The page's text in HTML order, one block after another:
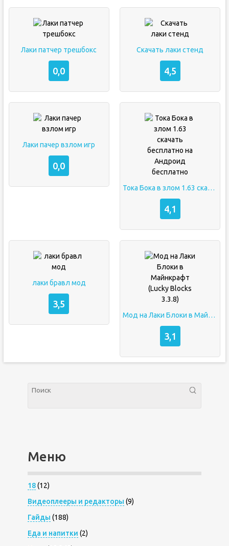
Лаки патчер трешбокс
0,0
Скачать лаки стенд
4,5
Лаки пачер взлом игр
0,0
Тока Бока в злом 1.63 скачать бесплатно на Андроид бесплатно
4,1
лаки бравл мод
3,5
Мод на Лаки Блоки в Майнкрафт (Lucky Blocks 3.3.8)
3,1
Меню
18(12)
Видеоплееры и редакторы (9)
Гайды (188)
Еда и напитки (2)